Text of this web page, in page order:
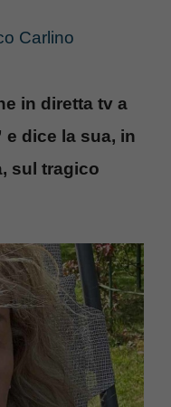
Carlino
in diretta tv a
e dice la sua, in
sul tragico